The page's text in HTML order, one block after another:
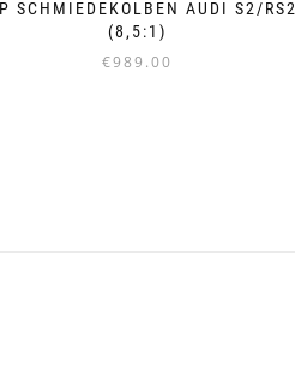
SCHMIEDEKOLBEN AUDI S2/RS2
(8,5:1)
€989.00